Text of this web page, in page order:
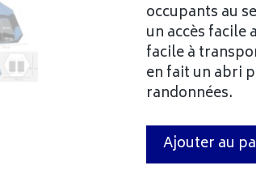
occupants au
un accès facile
facile à
en fait un abri
randonnées.
Ajouter au